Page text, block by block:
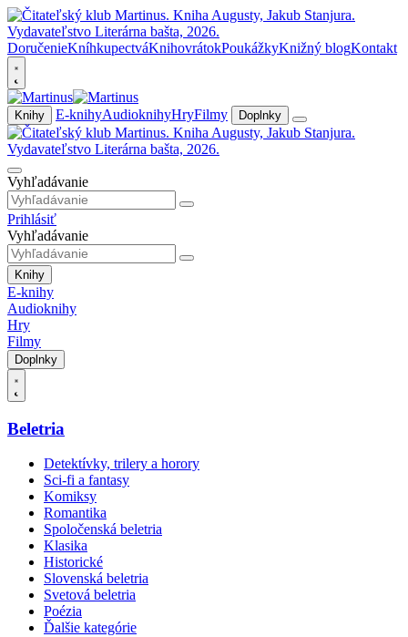
DoručenieKníhkupectváKnihovrátokPoukážkyKnižný blogKontakt
Knihy E-knihyAudioknihyHryFilmy Doplnky
Vyhľadávanie
Prihlásiť
Vyhľadávanie
Knihy
E-knihy
Audioknihy
Hry
Filmy
Doplnky
Beletria
Detektívky, trilery a horory
Sci-fi a fantasy
Komiksy
Romantika
Spoločenská beletria
Klasika
Historické
Slovenská beletria
Svetová beletria
Poézia
Ďalšie kategórie